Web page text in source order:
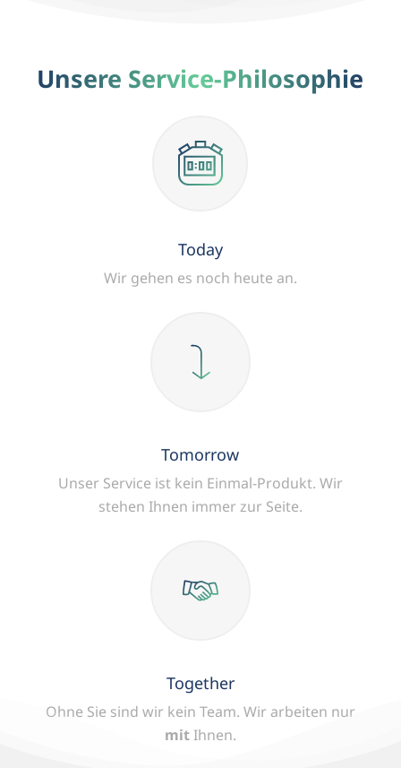
Unsere Service-Philosophie
Today
Wir gehen es noch heute an.
Tomorrow
Unser Service ist kein Einmal-Produkt. Wir
stehen Ihnen immer zur Seite.
Together
Ohne Sie sind wir kein Team. Wir arbeiten nur
mitIhnen.